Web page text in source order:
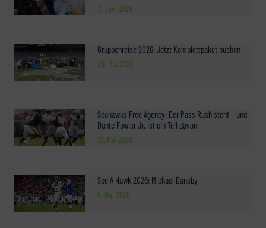
3. Juni 2026
Gruppenreise 2026: Jetzt Komplettpaket buchen
25. Mai 2026
Seahawks Free Agency: Der Pass Rush steht – und
Dante Fowler Jr. ist ein Teil davon
10. Mai 2026
See A Hawk 2026: Michael Dansby
6. Mai 2026